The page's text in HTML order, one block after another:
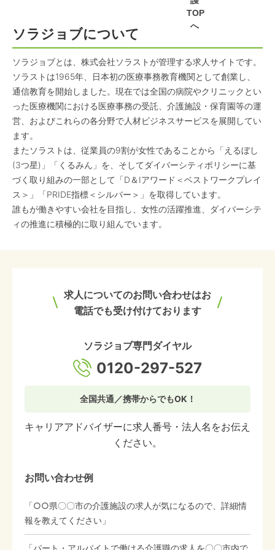
TOP
へ
ソラジョブについて
ソラジョブとは、株式会社ソラストが管理する求人サイトです。
ソラストは1965年、日本初の医療事務教育機関として創業し、
通信教育を開始しました。現在では全国の病院やクリニックとい
った医療機関における医療事務の受託、介護施設・保育園等の運
営、およびこれらの各分野で人材ビジネスサービスを展開してい
ます。
またソラストは、従業員の9割が女性であることから「えるぼし
(3つ星)」「くるみん」を、そしてダイバーシティポリシーに基
づく取り組みの一部として「D＆Iアワード＜ベストワークプレイ
ス＞」「PRIDE指標＜シルバー＞」を取得しています。
誰もが働きやすい会社を目指し、女性の活躍推進、ダイバーシテ
ィの推進に積極的に取り組んでいます。
求人についてのお問い合わせはお
電話でも受け付けております
ソラジョブ専門ダイヤル
0120-297-527
全国共通／携帯からでもOK！
キャリアアドバイザーに求人番号・法人名をお伝え
ください。
お問い合わせ例
「○○県〇〇市の介護施設の求人が気になるので、詳細情
報を教えてください」
「パート・アルバイトで働ける介護職の求人を〇〇市内で